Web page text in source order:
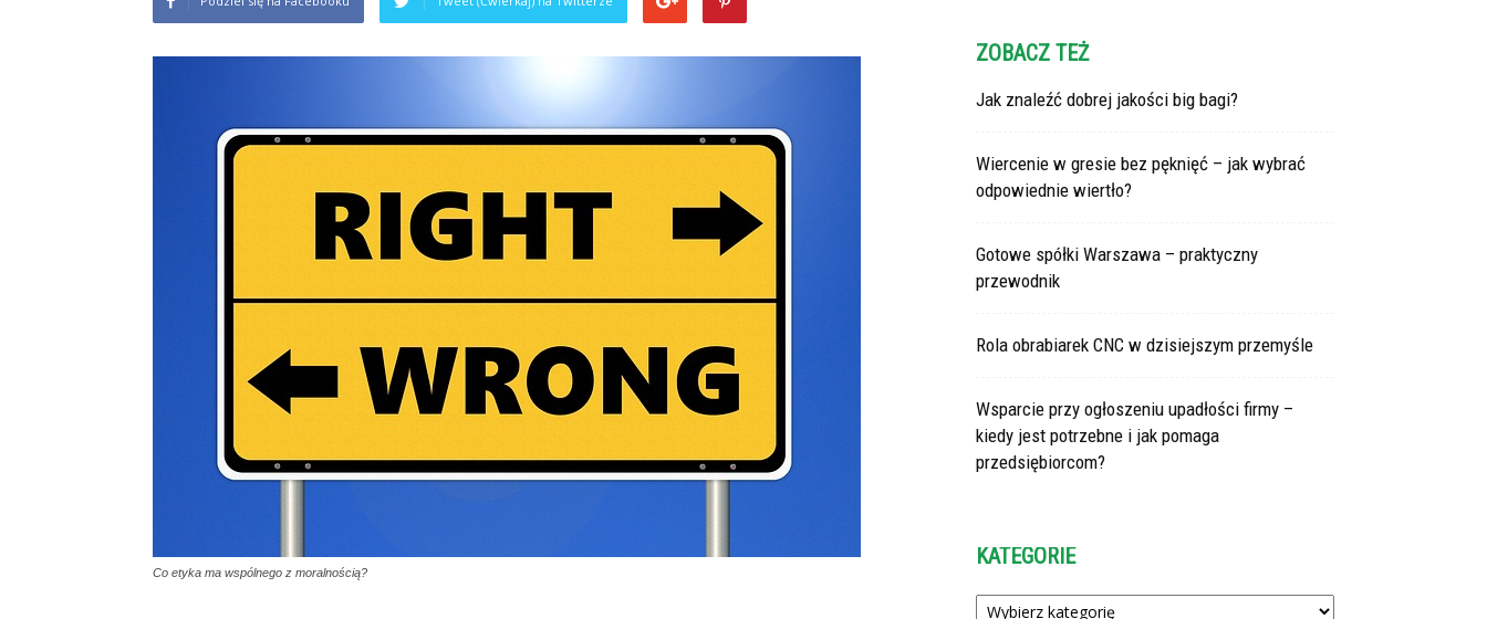
Co etyka ma wspólnego z moralnością?
ZOBACZ TEŻ
Jak znaleźć dobrej jakości big bagi?
Wiercenie w gresie bez pęknięć – jak wybrać
odpowiednie wiertło?
Gotowe spółki Warszawa – praktyczny
przewodnik
Rola obrabiarek CNC w dzisiejszym przemyśle
Wsparcie przy ogłoszeniu upadłości firmy –
kiedy jest potrzebne i jak pomaga
przedsiębiorcom?
KATEGORIE
Kategorie